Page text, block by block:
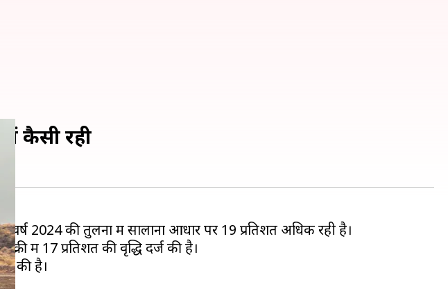
में कैसी रही
वर्ष 2024 की तुलना में सालाना आधार पर 19 प्रतिशत अधिक रही है।
में 17 प्रतिशत की वृद्धि दर्ज की है।